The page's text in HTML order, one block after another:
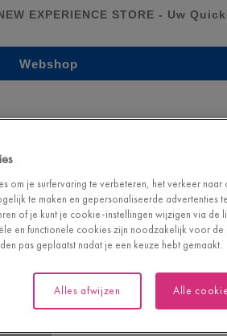
EXPERIENCE STORE - Uw
Webshop
QuickHeat
QuickHeat is de slimme en
Onnodig in beton te gieten,
gewoon de folies uit en klik
aan. Zo simpel is het echt.
386,30 €/stuk
om je surfervaring te verbeteren, het verkeer naar
te maken en gepersonaliseerde advertenties
of je kunt je cookie-instellingen wijzigen via de
en functionele cookies zijn noodzakelijk voor
pas geplaatst nadat je een keuze hebt gemaakt.
Alles afwijzen Alle